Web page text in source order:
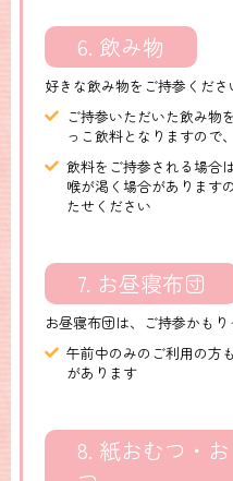
6. 飲み物
好きな飲み物をご持参くださ
ご持参いただいた飲み物
っこ飲料となりますので
飲料をご持参される場合
喉が渇く場合があります
たせください
7. お昼寝布団
お昼寝布団は、ご持参かも
午前中のみのご利用の方
があります
8. 紙おむつ・